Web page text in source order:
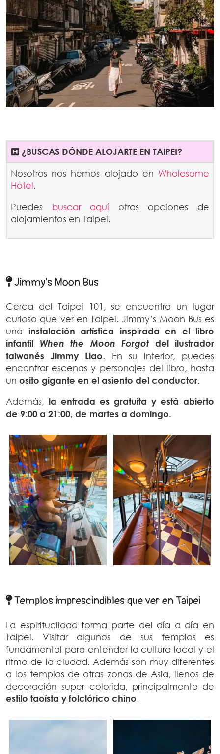
¿BUSCAS DÓNDE ALOJARTE EN TAIPEI?
Nosotros nos hemos alojado en Wholesome
Hotel.
Puedes buscar aquí otras opciones de
alojamientos en Taipei.
Jimmy’s Moon Bus
Cerca del Taipei 101, se encuentra un lugar
curioso que ver en Taipei. Jimmy’s Moon Bus es
una instalación artística inspirada en el libro
infantil When the Moon Forgotdel ilustrador
taiwanés Jimmy Liao. En su interior, puedes
encontrar escenas y personajes del libro, hasta
un osito gigante en el asiento del conductor.
Además, la entrada es gratuita y está abierto
de 9:00 a 21:00, de martes a domingo.
Templos imprescindibles que ver en Taipei
La espiritualidad forma parte del día a día en
Taipei. Visitar algunos de sus templos es
fundamental para entender la cultura local y el
ritmo de la ciudad. Además son muy diferentes
a los templos de otras zonas de Asia, llenos de
decoración super colorida, principalmente de
estilo taoísta y folclórico chino.